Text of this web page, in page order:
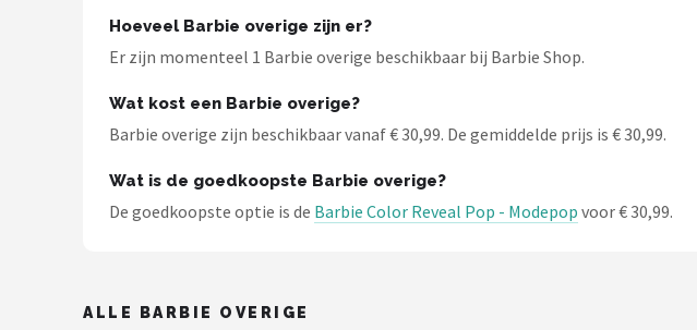
Rainbow High
Heless
Hoeveel Barbie overige zijn er?
Er zijn momenteel 1 Barbie overige beschikbaar bij Barbie Shop.
Wat kost een Barbie overige?
Barbie overige zijn beschikbaar vanaf € 30,99. De gemiddelde prijs is € 30,99.
Wat is de goedkoopste Barbie overige?
De goedkoopste optie is de Barbie Color Reveal Pop - Modepop voor € 30,99.
ALLE BARBIE OVERIGE